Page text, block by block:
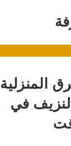
المنزلية
في